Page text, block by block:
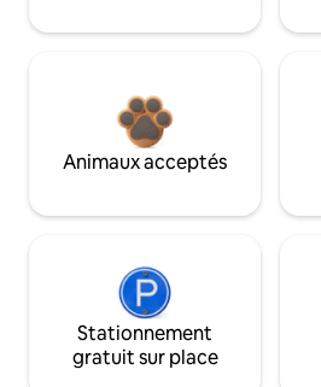
Animaux acceptés
Stationnement
gratuit sur place